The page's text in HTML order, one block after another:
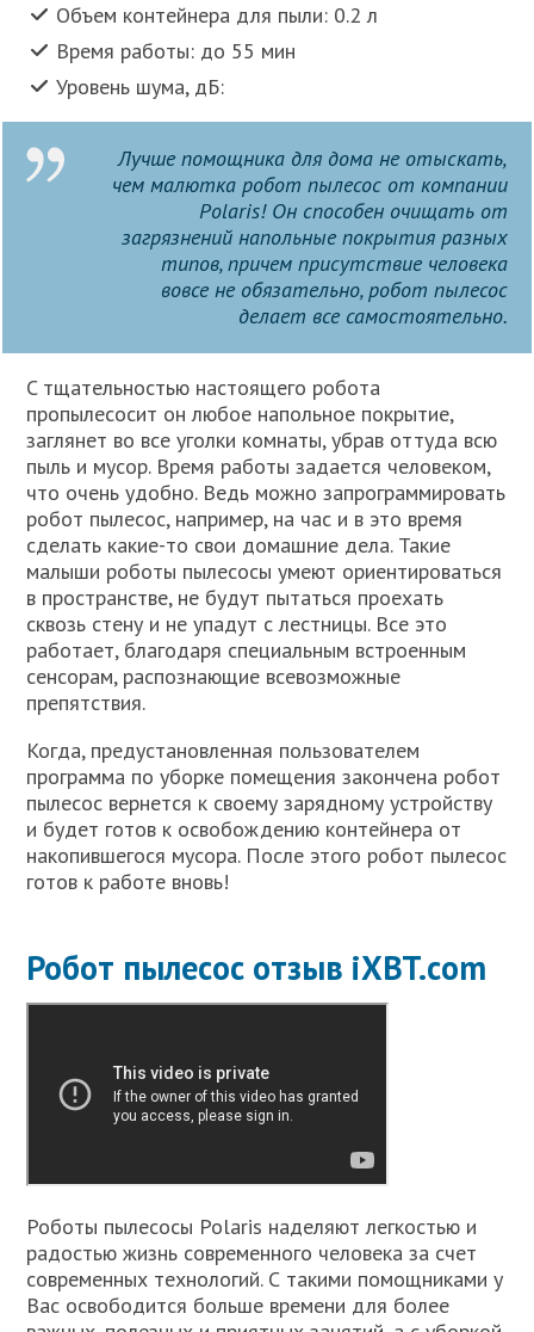
Объем контейнера для пыли: 0.2 л
Время работы: до 55 мин
Уровень шума, дБ:
Лучше помощника для дома не отыскать,
чем малютка робот пылесос от компании
Polaris! Он способен очищать от
загрязнений напольные покрытия разных
типов, причем присутствие человека
вовсе не обязательно, робот пылесос
делает все самостоятельно.
C тщательностью настоящего робота
пропылесосит он любое напольное покрытие,
заглянет во все уголки комнаты, убрав оттуда всю
пыль и мусор. Время работы задается человеком,
что очень удобно. Ведь можно запрограммировать
робот пылесос, например, на час и в это время
сделать какие-то свои домашние дела. Такие
малыши роботы пылесосы умеют ориентироваться
в пространстве, не будут пытаться проехать
сквозь стену и не упадут с лестницы. Все это
работает, благодаря специальным встроенным
сенсорам, распознающие всевозможные
препятствия.
Когда, предустановленная пользователем
программа по уборке помещения закончена робот
пылесос вернется к своему зарядному устройству
и будет готов к освобождению контейнера от
накопившегося мусора. После этого робот пылесос
готов к работе вновь!
Робот пылесос отзыв iXBT.com
Роботы пылесосы Polaris наделяют легкостью и
радостью жизнь современного человека за счет
современных технологий. С такими помощниками у
Вас освободится больше времени для более